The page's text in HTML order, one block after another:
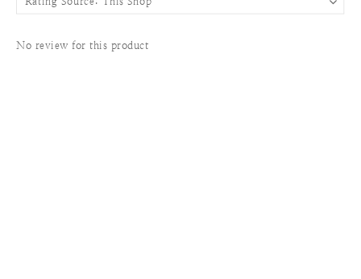
No review for this product